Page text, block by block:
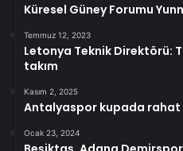
Küresel Güney Forumu
Temmuz 12, 2023
Letonya Teknik Direktörü:
takım
Kasım 2, 2025
Antalyaspor kupada rahat
Ocak 23, 2024